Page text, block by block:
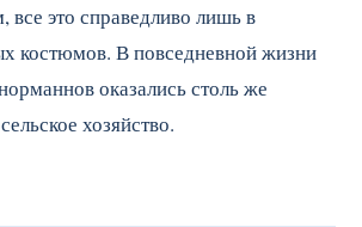
это справедливо лишь в
костюмов. В повседневной жизни
оказались столь же
хозяйство.